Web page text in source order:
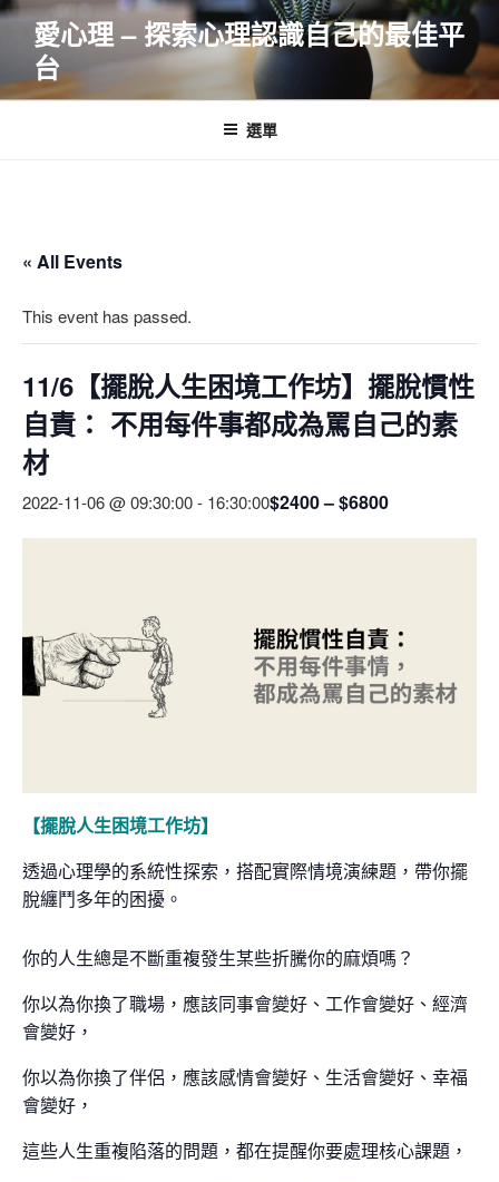
跳
要
愛心理 – 探索心理認識自己的最佳平
台
選單
« All Events
This event has passed.
11/6【擺脫人生困境工作坊】擺脫慣性
自責： 不用每件事都成為罵自己的素
材
2022-11-06 @ 09:30:00- 16:30:00$2400 – $6800
【擺脫人生困境工作坊】
透過心理學的系統性探索，搭配實際情境演練題，帶你擺
脫纏鬥多年的困擾。
你的人生總是不斷重複發生某些折騰你的麻煩嗎？
你以為你換了職場，應該同事會變好、工作會變好、經濟
會變好，
你以為你換了伴侶，應該感情會變好、生活會變好、幸福
會變好，
這些人生重複陷落的問題，都在提醒你要處理核心課題，